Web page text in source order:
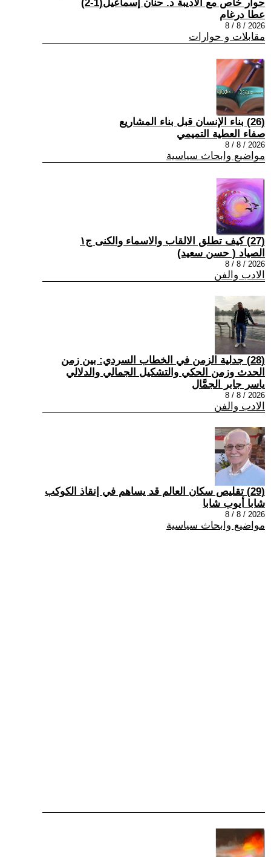
حوار خاص مع الأديبة د. حنان إسماعيل(1-2)
عطا درغام
2026 / 8 / 8
مقابلات و حوارات
(26) بناء الإنسان قبل بناء المشاريع
صفاء العطية التميمي
2026 / 8 / 8
مواضيع وابحاث سياسية
(27) كيف تطلق الالقاب والاسماء والكنى ج١
الصياد ‏( حسن سعيد‏)
2026 / 8 / 8
الادب والفن
(28) جدلية الزمن في الخطاب السردي: بين زمن
الحدث وزمن الحكي والتشكيل الجمالي والدلالي
ياسر جابر الجمَّال
2026 / 8 / 8
الادب والفن
(29) تقليص سكان العالم قد يساهم في إنقاذ الكوكب
شابا أيوب شابا
2026 / 8 / 8
مواضيع وابحاث سياسية